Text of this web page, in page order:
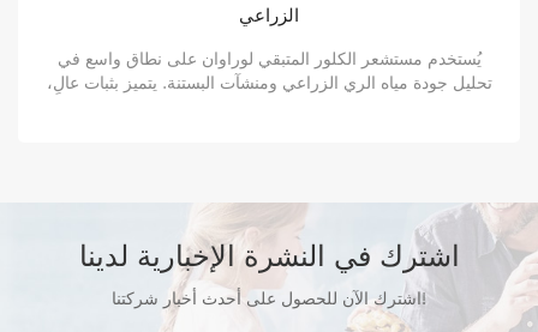
المياه
مستشعر درجة حموضة المياه لوراوان من ZoneWu، يتراوح بين 0
و14 درجة مئوية. درجة حرارة التشغيل: 0-40 درجة مئوية. يُستخدم
اشترك في النشرة الإخبارية لدينا
اشترك الآن للحصول على أحدث أخبار شركتنا!